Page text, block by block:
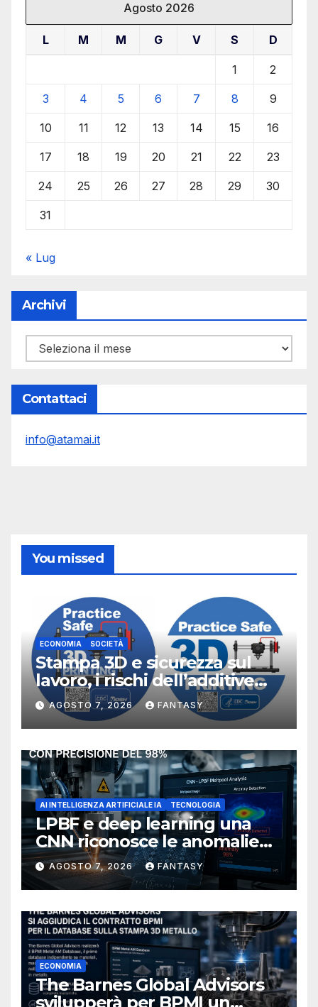
Agosto 2026
L M M G V S D
1 2
3 4 5 6 7 8 9
10 11 12 13 14 15 16
17 18 19 20 21 22 23
24 25 26 27 28 29 30
31
« Lug
Archivi
Archivi
Contattaci
info@atamai.it
You missed
ECONOMIA SOCIETÀ
Stampa 3D e sicurezza sul
lavoro, i rischi dell’additive
manufacturing secondo
NIOSH
AGOSTO 7, 2026 FANTASY
AI INTELLIGENZA ARTIFICIALE IA TECNOLOGIA
LPBF e deep learning una
CNN riconosce le anomalie
del bagno di fusione
AGOSTO 7, 2026 FANTASY
ECONOMIA
The Barnes Global Advisors
svilupperà per BPMI un